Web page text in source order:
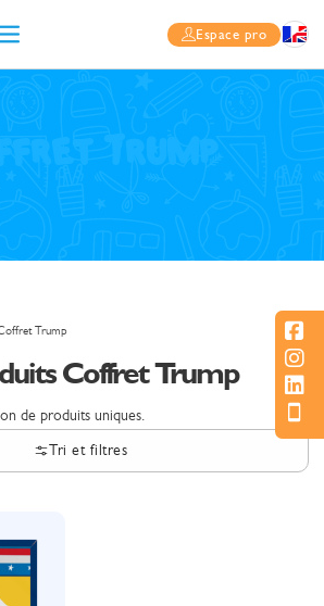
Espace pro
Trump
Coffret Trump
de produits uniques.
Tri et filtres